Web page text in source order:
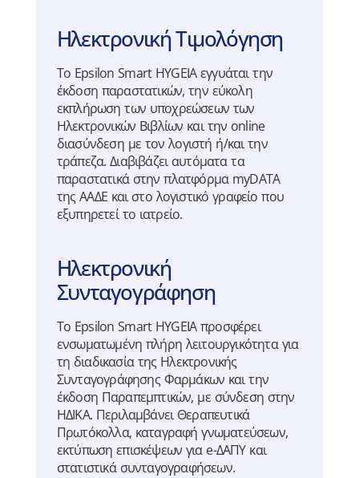
Ηλεκτρονική Τιμολόγηση
Το Epsilon Smart HYGEIA εγγυάται την
έκδοση παραστατικών, την εύκολη
εκπλήρωση των υποχρεώσεων των
Ηλεκτρονικών Βιβλίων και την online
διασύνδεση με τον λογιστή ή/και την
τράπεζα. Διαβιβάζει αυτόματα τα
παραστατικά στην πλατφόρμα myDATA
της ΑΑΔΕ και στο λογιστικό γραφείο που
εξυπηρετεί το ιατρείο.
Ηλεκτρονική
Συνταγογράφηση
Το Epsilon Smart HYGEIA προσφέρει
ενσωματωμένη πλήρη λειτουργικότητα για
τη διαδικασία της Ηλεκτρονικής
Συνταγογράφησης Φαρμάκων και την
έκδοση Παραπεμπτικών, με σύνδεση στην
ΗΔΙΚΑ. Περιλαμβάνει Θεραπευτικά
Πρωτόκολλα, καταγραφή γνωματεύσεων,
εκτύπωση επισκέψεων για e-ΔΑΠΥ και
στατιστικά συνταγογραφήσεων.